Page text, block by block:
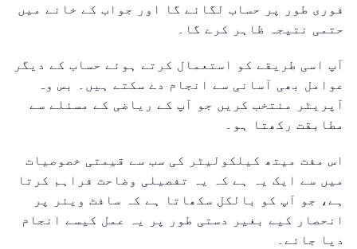
فوری طور پر حساب لگائے گا اور جواب کے خانے میں
حتمی نتیجہ ظاہر کرے گا۔
آپ اسی طریقے کو استعمال کرتے ہوئے حساب کے دیگر
عوامل بھی آسانی سے انجام دے سکتے ہیں۔ بس وہ
آپریٹر منتخب کریں جو آپ کے ریاضی کے مسئلے سے
مطابقت رکھتا ہو۔
اس مفت میتھ کیلکولیٹر کی سب سے قیمتی خصوصیات
میں سے ایک یہ ہے کہ یہ تفصیلی وضاحت فراہم کرتا
ہے، جو آپ کو بالکل سکھاتا ہے کہ سافٹ ویئر پر
انحصار کیے بغیر دستی طور پر یہ عمل کیسے انجام
دیا جائے۔